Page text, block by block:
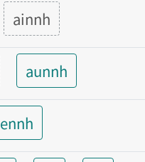
ainnh
aunnh
ennh